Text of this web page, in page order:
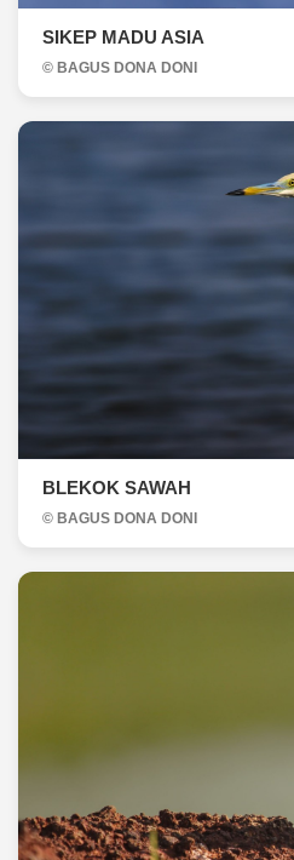
SIKEP MADU ASIA
© BAGUS DONA DONI
BLEKOK SAWAH
© BAGUS DONA DONI